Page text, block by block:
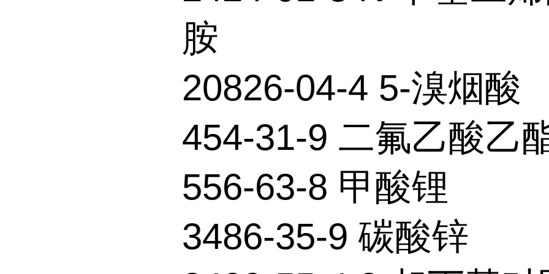
胺
20826-04-4 5-溴烟酸
454-31-9 二氟乙酸乙
556-63-8 甲酸锂
3486-35-9 碳酸锌